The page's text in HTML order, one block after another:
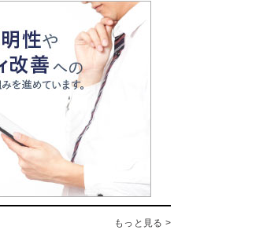
もっと見る >